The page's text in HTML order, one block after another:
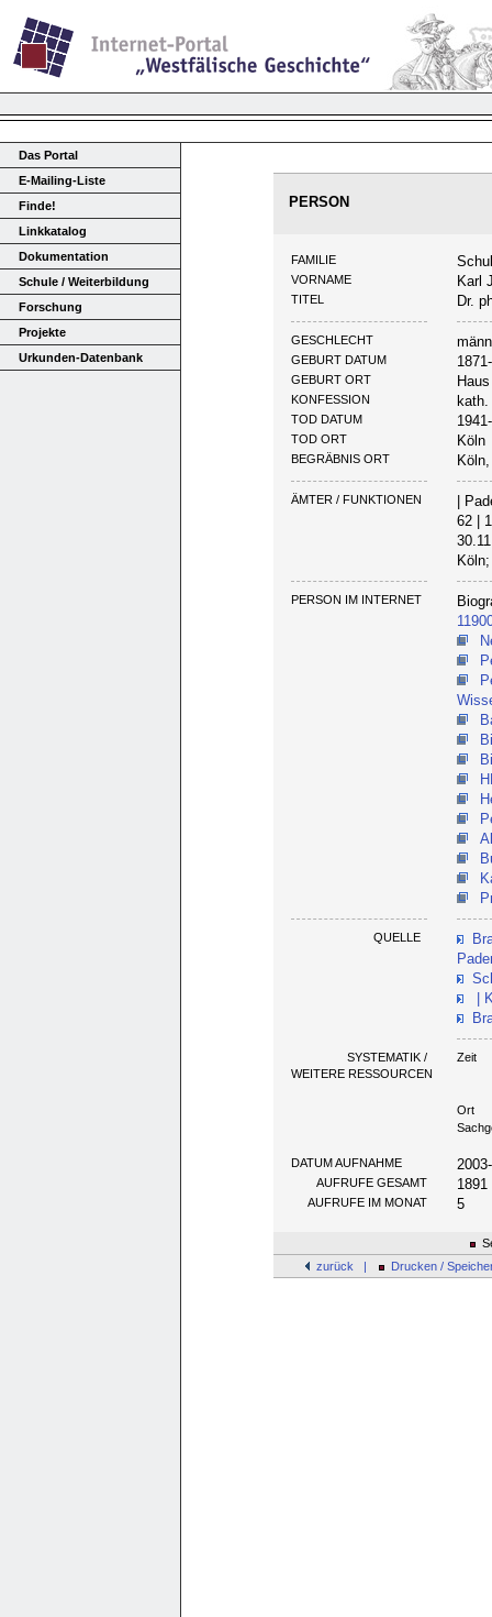
Das Portal
E-Mailing-Liste
Finde!
Linkkatalog
Dokumentation
Schule / Weiterbildung
Forschung
Projekte
Urkunden-Datenbank
PERSON
FAMILIE
VORNAME Karl
TITEL Dr.
GESCHLECHT
GEBURT DATUM
GEBURT ORT
KONFESSION kath.
TOD DATUM
TOD ORT Köln
BEGRÄBNIS ORT
ÄMTER / FUNKTIONEN
|
62 |
PERSON IM INTERNET
QUELLE
|
SYSTEMATIK /
WEITERE RESSOURCEN
Zeit
Ort
DATUM AUFNAHME
AUFRUFE GESAMT 1891
AUFRUFE IM MONAT 5
zurück |
Drucken /